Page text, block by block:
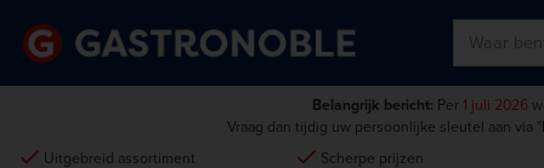
Belangrijk bericht: Per 1 juli 2026
Vraag dan tijdig uw persoonlijke sleutel aan via
done Uitgebreid assortiment done Scherpe prijzen